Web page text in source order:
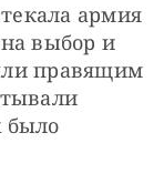
армия
выбор и
правящим
было